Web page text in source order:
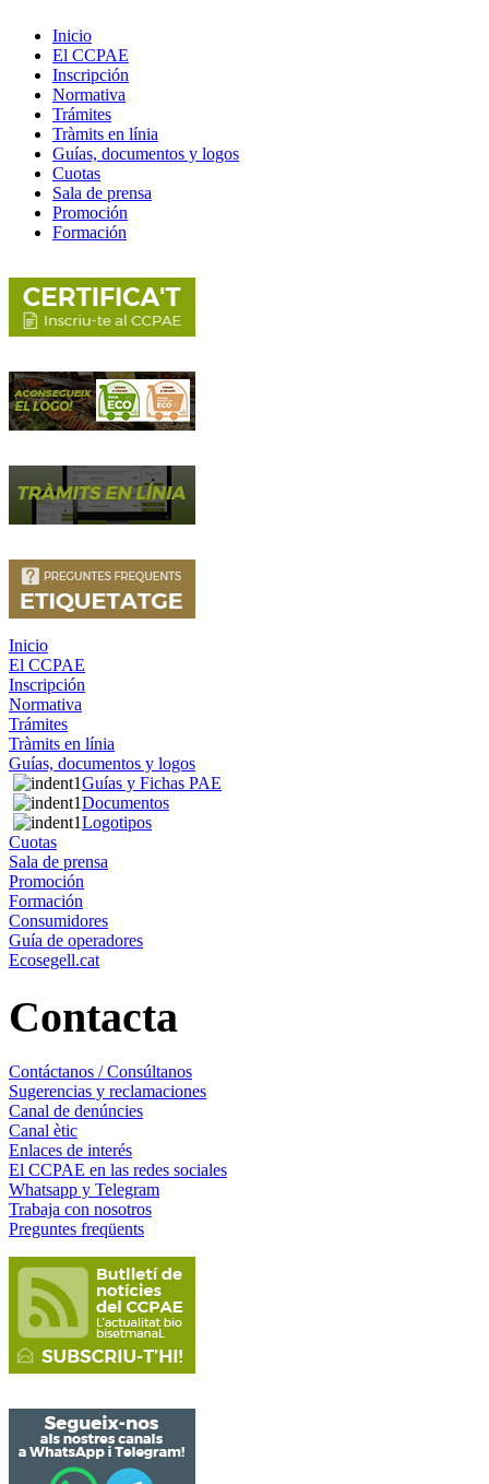
Inicio
El CCPAE
Inscripción
Normativa
Trámites
Tràmits en línia
Guías, documentos y logos
Cuotas
Sala de prensa
Promoción
Formación
Inicio
El CCPAE
Inscripción
Normativa
Trámites
Tràmits en línia
Guías, documentos y logos
Guías y Fichas PAE
Documentos
Logotipos
Cuotas
Sala de prensa
Promoción
Formación
Consumidores
Guía de operadores
Ecosegell.cat
Contacta
Contáctanos / Consúltanos
Sugerencias y reclamaciones
Canal de denúncies
Canal ètic
Enlaces de interés
El CCPAE en las redes sociales
Whatsapp y Telegram
Trabaja con nosotros
Preguntes freqüents